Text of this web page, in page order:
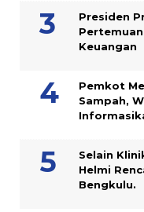
Presiden
Keuangan
Pemkot
Sampah,
Selain
Helmi
Bengkulu.